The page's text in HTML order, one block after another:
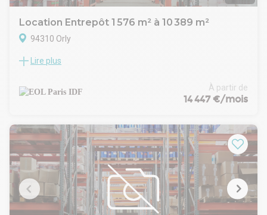
Location Entrepôt 1 576 m² à 10 389 m²
94310 Orly
EOL vous propose à la location, au sein de la ZI SENIA, à Orly-
hauteur sous poutre de 12 m, plusieurs quais de
déchargement et des bureaux d'accompagnement en étage.
- Hauteur max 12 mètres
- Sanitaires et vestiaires
- Hall d'accueil/show-room
- Bureaux sur 2 niveaux
- Salle de réunion
- WC RDC et en étage
- Parkings VL en sous-sol
Lire plus
À partir de
14 447 €/mois